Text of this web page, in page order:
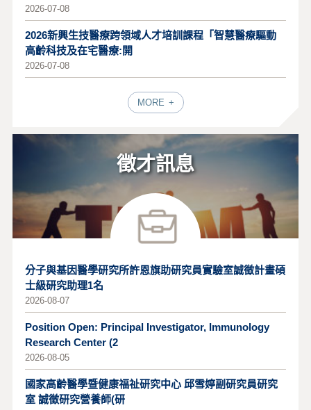
2026-07-08
2026新興生技醫療跨領域人才培訓課程「智慧醫療驅動
高齡科技及在宅醫療:開
2026-07-08
MORE
徵才訊息
分子與基因醫學研究所許恩旗助研究員實驗室誠徵計畫碩
士級研究助理1名
2026-08-07
Position Open: Principal Investigator, Immunology
Research Center (2
2026-08-05
國家高齡醫學暨健康福祉研究中心 邱雪婷副研究員研究
室 誠徵研究營養師(研